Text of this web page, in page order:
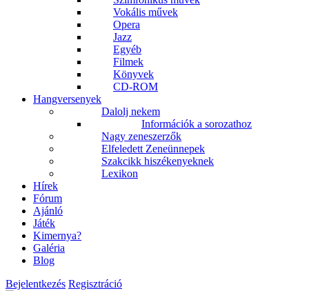
Vokális művek
Opera
Jazz
Egyéb
Filmek
Könyvek
CD-ROM
Hangversenyek
Dalolj nekem
Információk a sorozathoz
Nagy zeneszerzők
Elfeledett Zeneünnepek
Szakcikk hiszékenyeknek
Lexikon
Hírek
Fórum
Ajánló
Játék
Kimernya?
Galéria
Blog
Bejelentkezés Regisztráció